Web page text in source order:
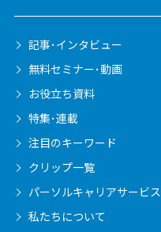
記事･インタビュー
無料セミナー･動画
お役立ち資料
特集･連載
注目のキーワード
クリップ一覧
パーソルキャリアサービス
私たちについて